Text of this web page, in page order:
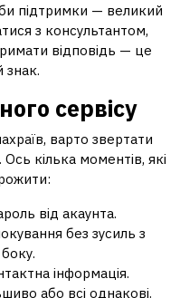
підтримки — великий
з консультантом,
відповідь — це
знак.
сервісу
варто звертати
кілька моментів, які
від акаунта.
без зусиль з
інформація.
або всі однакові.